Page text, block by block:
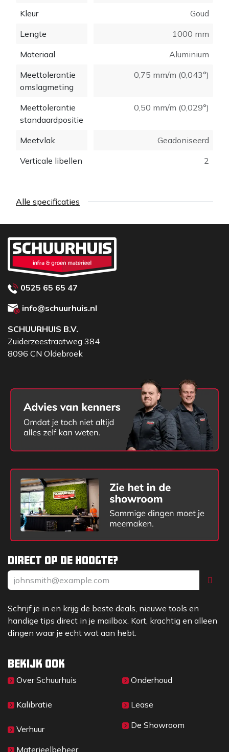
Kleur
Goud
Lengte
1000 mm
Materiaal
Aluminium
Meettolerantie
omslagmeting
0,75 mm/m (0,043°)
Meettolerantie
standaardpositie
0,50 mm/m (0,029°)
Meetvlak
Geadoniseerd
Verticale libellen
2
Alle specificaties
Direct op de hoogte?
Schrijf je in en krijg de beste deals, nieuwe tools en
handige tips direct in je mailbox. Kort, krachtig en alleen
dingen waar je echt wat aan hebt.
Bekijk ook
Over Sc​huurhuis
Kalibratie
Verhuur
Materieelbeheer
Onderhoud
Lease
De Showroom
0525 65 65 47
info@schuurhuis.nl
SCHUURHUIS B.V.
Zuiderzeestraatweg 384
8096 CN Oldebroek